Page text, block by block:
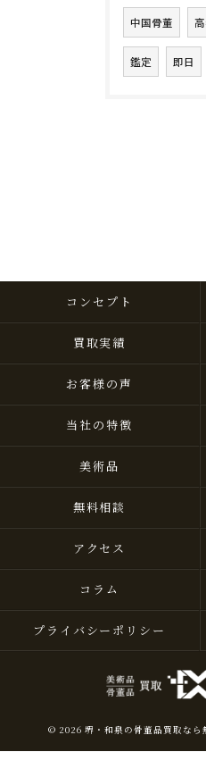
中国骨董
鑑定 即日
コンセプト
買取実績
お客様の声
当社の特徴
美術品
無料相談
アクセス
コラム
プライバシーポリシー
© 2026 堺・和泉の骨董品買取なら